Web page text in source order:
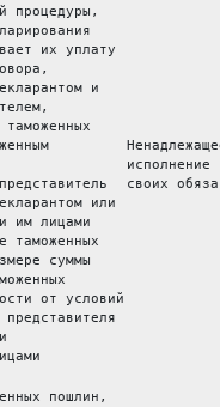
процедуры,
их уплату
и
таможенных
или
им лицами
таможенных
суммы
от условий
исполнение
своих
пошлин,